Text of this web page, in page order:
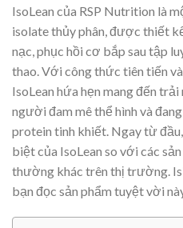
IsoLean của RSP Nutrition là
isolate thủy phân, được thiết
nạc, phục hồi cơ bắp sau tập
thao. Với công thức tiên tiến
IsoLean hứa hẹn mang đến
người đam mê thể hình và
protein tinh khiết. Ngay từ
biệt của IsoLean so với các
thường khác trên thị trường.
bạn đọc sản phẩm tuyệt vời